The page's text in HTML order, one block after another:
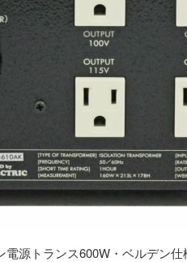
源トランス600W・ベルデン仕